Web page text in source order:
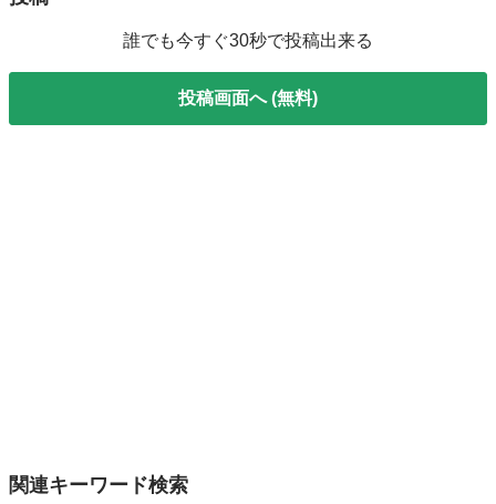
誰でも今すぐ30秒で投稿出来る
投稿画面へ (無料)
関連キーワード検索